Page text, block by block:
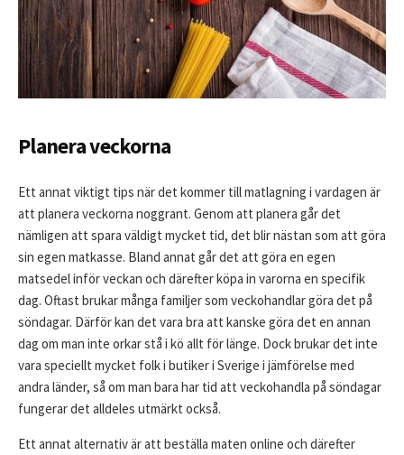
Planera veckorna
Ett annat viktigt tips när det kommer till matlagning i vardagen är
att planera veckorna noggrant. Genom att planera går det
nämligen att spara väldigt mycket tid, det blir nästan som att göra
sin egen matkasse. Bland annat går det att göra en egen
matsedel inför veckan och därefter köpa in varorna en specifik
dag. Oftast brukar många familjer som veckohandlar göra det på
söndagar. Därför kan det vara bra att kanske göra det en annan
dag om man inte orkar stå i kö allt för länge. Dock brukar det inte
vara speciellt mycket folk i butiker i Sverige i jämförelse med
andra länder, så om man bara har tid att veckohandla på söndagar
fungerar det alldeles utmärkt också.
Ett annat alternativ är att beställa maten online och därefter